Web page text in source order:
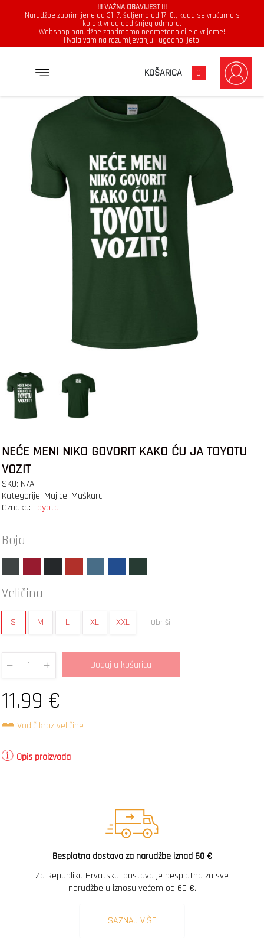
!!! VAŽNA OBAVIJEST !!!
Narudžbe zaprimljene od 31. 7. šaljemo od 17. 8., kada se vraćamo s
kolektivnog godišnjeg odmora.
Webshop narudžbe zaprimamo neometano cijelo vrijeme!
Hvala vam na razumijevanju i ugodno ljeto!
KOŠARICA 0
NEĆE MENI NIKO GOVORIT KAKO ĆU JA TOYOTU VOZIT
NEĆE MENI NIKO GOVORIT KAKO ĆU JA TOYOTU
VOZIT
SKU: N/A
Kategorije: Majice, Muškarci
Oznaka: Toyota
Boja
Veličina
S M L XL XXL Obriši
Quantity
Dodaj u košaricu
11.99 €
Vodič kroz veličine
Opis proizvoda
Besplatna dostava za narudžbe iznad 60 €
Za Republiku Hrvatsku, dostava je besplatna za sve
narudžbe u iznosu većem od 60 €.
SAZNAJ VIŠE